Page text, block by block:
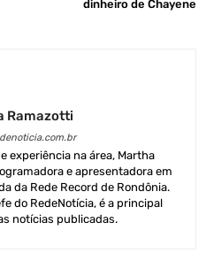
dinheiro de Chayene
Ramazotti
experiência na área, Martha
e apresentadora em
da Rede Record de Rondônia.
do RedeNotícia, é a principal
notícias publicadas.